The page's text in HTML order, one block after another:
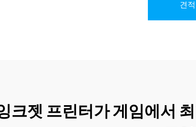
견
크젯 프린터가 게임에서